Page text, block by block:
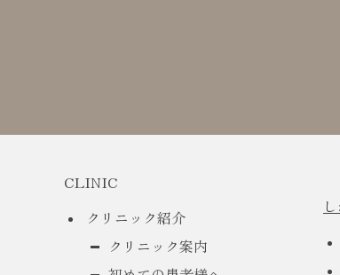
CLINIC
クリニック紹介
クリニック案内